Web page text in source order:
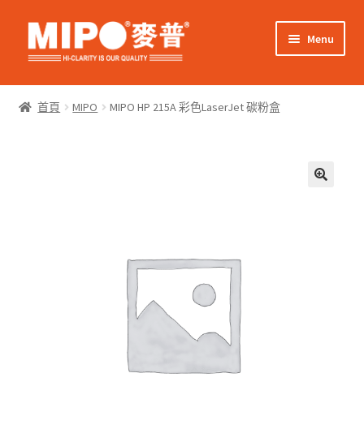
Skip
to
Skip
to
Menu
網上購物
Expand
child
首頁 MIPO MIPO HP 215A 彩色LaserJet 碳粉盒